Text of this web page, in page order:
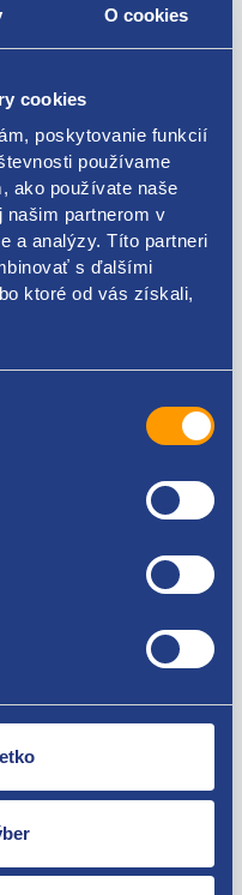
O cookies
cookies
poskytovanie funkcií
používame
ako používate naše
našim partnerom v
a analýzy. Títo partneri
s ďalšími
ktoré od vás získali,
60 dní od
náhradu.